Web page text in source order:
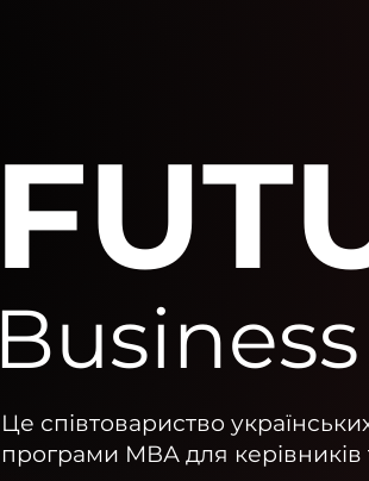
Це співтовариство
програми МВА для керівників